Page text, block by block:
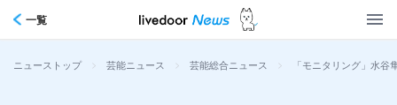
一覧
ニューストップ > 芸能ニュース > 芸能総合ニュース > 「モニタリング」水